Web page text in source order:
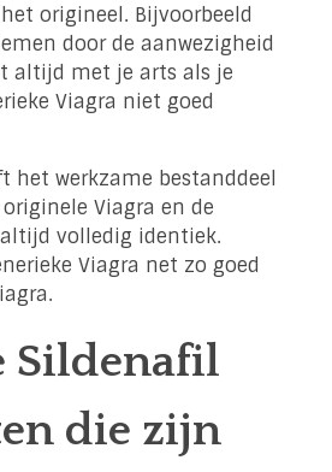
origineel. Bijvoorbeeld
door de aanwezigheid
altijd met je arts als je
Viagra niet goed
het werkzame bestanddeel
Viagra en de
volledig identiek.
Viagra net zo goed
Sildenafil
die zijn